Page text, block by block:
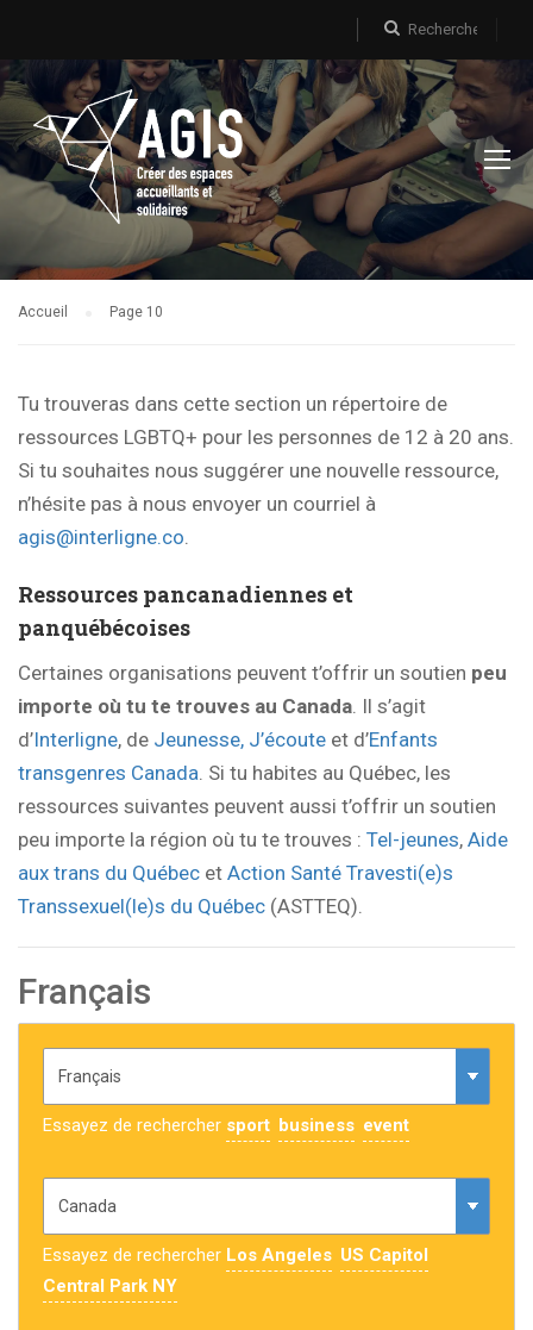
Accueil Page 10
Tu trouveras dans cette section un répertoire de
ressources LGBTQ+ pour les personnes de 12 à 20 ans.
Si tu souhaites nous suggérer une nouvelle ressource,
n’hésite pas à nous envoyer un courriel à
agis@interligne.co.
Ressources pancanadiennes et
panquébécoises
Certaines organisations peuvent t’offrir un soutien peu
importe où tu te trouves au Canada. Il s’agit
d’Interligne, de Jeunesse, J’écoute et d’Enfants
transgenres Canada. Si tu habites au Québec, les
ressources suivantes peuvent aussi t’offrir un soutien
peu importe la région où tu te trouves : Tel-jeunes, Aide
aux trans du Québec et Action Santé Travesti(e)s
Transsexuel(le)s du Québec (ASTTEQ).
Français
Essayez de rechercher sport business event
Essayez de rechercher Los Angeles US Capitol
Central Park NY